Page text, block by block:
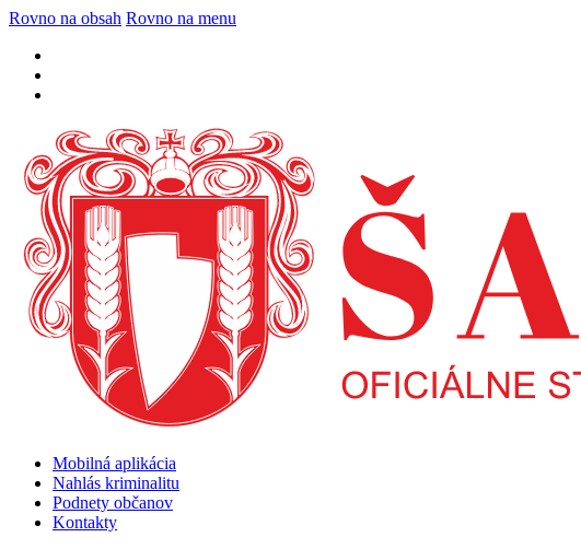
Rovno na obsah Rovno na menu
Mobilná aplikácia
Nahlás kriminalitu
Podnety občanov
Kontakty